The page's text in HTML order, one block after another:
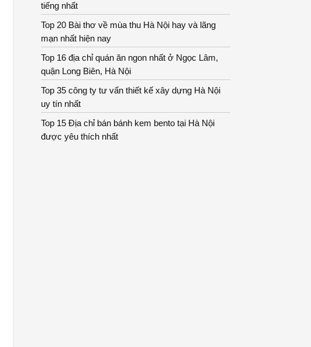
tiếng nhất
Top 20 Bài thơ về mùa thu Hà Nội hay và lãng
mạn nhất hiện nay
Top 16 địa chỉ quán ăn ngon nhất ở Ngọc Lâm,
quận Long Biên, Hà Nội
Top 35 công ty tư vấn thiết kế xây dựng Hà Nội
uy tín nhất
Top 15 Địa chỉ bán bánh kem bento tại Hà Nội
được yêu thích nhất